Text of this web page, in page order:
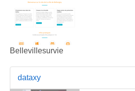
Bellevillesurvie
dataxy